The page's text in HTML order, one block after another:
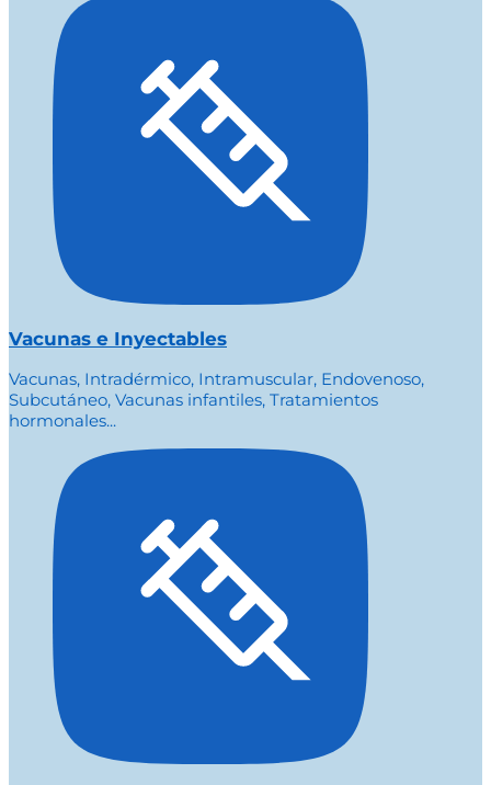
Vacunas e Inyectables
Vacunas, Intradérmico, Intramuscular, Endovenoso,
Subcutáneo, Vacunas infantiles, Tratamientos
hormonales...